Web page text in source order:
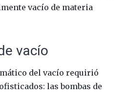
vacío de materia
vacío
del vacío requirió
las bombas de